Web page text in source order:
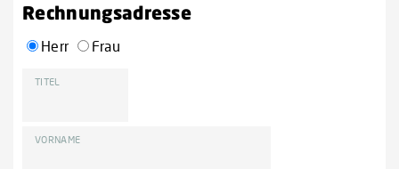
Rechnungsadresse
Herr Frau
TITEL
VORNAME